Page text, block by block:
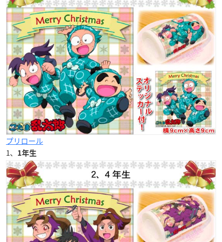
プリロール
1、
1年生